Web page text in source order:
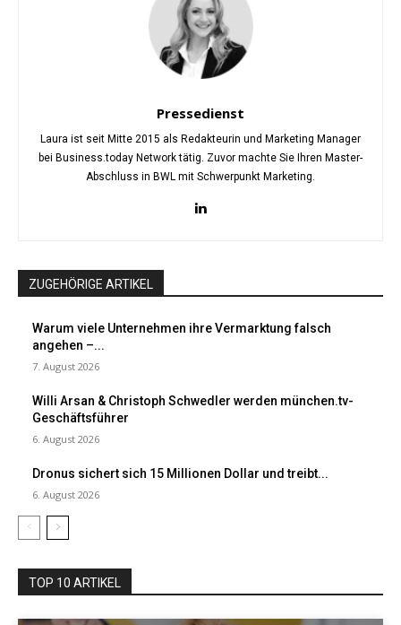
Pressedienst
Laura ist seit Mitte 2015 als Redakteurin und Marketing Manager
bei Business.today Network tätig. Zuvor machte Sie Ihren Master-
Abschluss in BWL mit Schwerpunkt Marketing.
ZUGEHÖRIGE ARTIKEL
Warum viele Unternehmen ihre Vermarktung falsch
angehen –...
7. August 2026
Willi Arsan & Christoph Schwedler werden münchen.tv-
Geschäftsführer
6. August 2026
Dronus sichert sich 15 Millionen Dollar und treibt...
6. August 2026
TOP 10 ARTIKEL